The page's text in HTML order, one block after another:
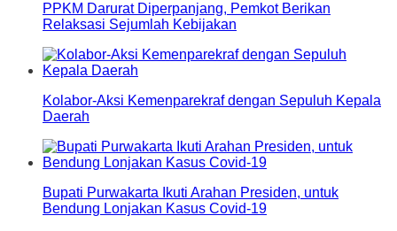
PPKM Darurat Diperpanjang, Pemkot Berikan
Relaksasi Sejumlah Kebijakan
Kolabor-Aksi Kemenparekraf dengan Sepuluh Kepala
Daerah
Bupati Purwakarta Ikuti Arahan Presiden, untuk
Bendung Lonjakan Kasus Covid-19